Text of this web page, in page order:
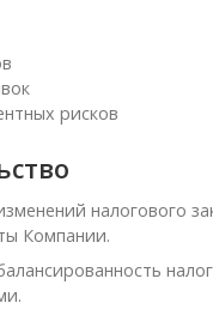
рисков
налогового
Компании.